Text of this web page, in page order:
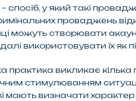
у який такі
проваджень
можуть створювати
використовувати їх як
практика викликає
стимулюванням
мають визначати